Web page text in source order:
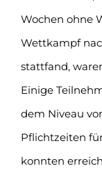
Wochen ohne
Wettkampf
stattfand,
Einige
dem Niveau
Pflichtzeiten
konnten